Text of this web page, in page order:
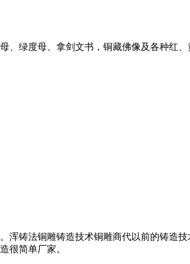
绿度母、拿剑文书，铜藏佛像及各种红
浑铸法铜雕铸造技术铜雕商代以前的铸造
很简单厂家。